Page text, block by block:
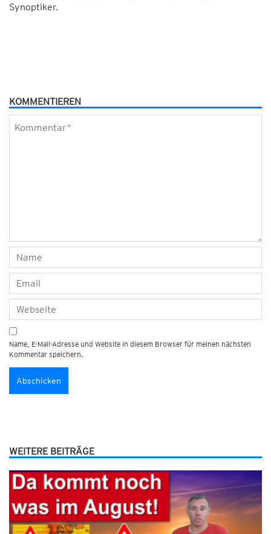
Synoptiker.
KOMMENTIEREN
Name, E-Mail-Adresse und Website in diesem Browser für meinen nächsten
Kommentar speichern.
WEITERE BEITRÄGE